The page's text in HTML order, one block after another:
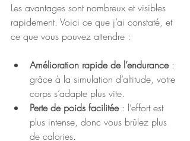
Les avantages sont nombreux et visibles
rapidement. Voici ce que j’ai constaté, et
ce que vous pouvez attendre :
Amélioration rapide de l’endurance :
grâce à la simulation d’altitude, votre
corps s’adapte plus vite.
Perte de poids facilitée : l’effort est
plus intense, donc vous brûlez plus
de calories.